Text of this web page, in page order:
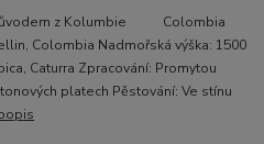
původem z Kolumbie Colombia
Colombia Nadmořská výška: 1500
Caturra Zpracování: Promytou
platech Pěstování: Ve stínu